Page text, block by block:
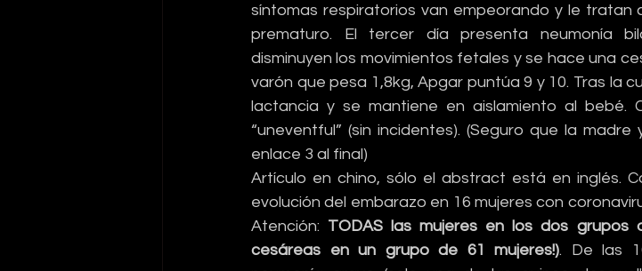
síntomas respiratorios van empeorando y le
prematuro. El tercer día presenta neumonía
disminuyen los movimientos fetales y se hace una
varón que pesa 1,8kg, Apgar puntúa 9 y 10. Tras la
lactancia y se mantiene en aislamiento al bebé.
“uneventful” (sin incidentes). (Seguro que la
enlace 3 al final)
Artículo en chino, sólo el abstract está en inglés.
evolución del embarazo en 16 mujeres con
Atención: TODAS las mujeres en los dos grupos
cesáreas en un grupo de 61 mujeres!). De las